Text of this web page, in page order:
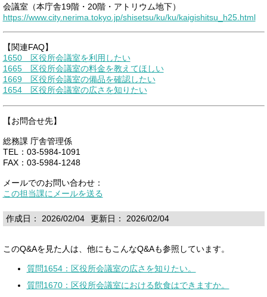
会議室（本庁舎19階・20階・アトリウム地下）
https://www.city.nerima.tokyo.jp/shisetsu/ku/ku/kaigishitsu_h25.html
【関連FAQ】
1650 区役所会議室を利用したい
1665 区役所会議室の料金を教えてほしい
1669 区役所会議室の備品を確認したい
1654 区役所会議室の広さを知りたい
【お問合せ先】
総務課 庁舎管理係
TEL：03-5984-1091
FAX：03-5984-1248
メールでのお問い合わせ：
この担当課にメールを送る
作成日： 2026/02/04 更新日： 2026/02/04
このQ&Aを見た人は、他にもこんなQ&Aも参照しています。
質問1654：区役所会議室の広さを知りたい。
質問1670：区役所会議室における飲食はできますか。